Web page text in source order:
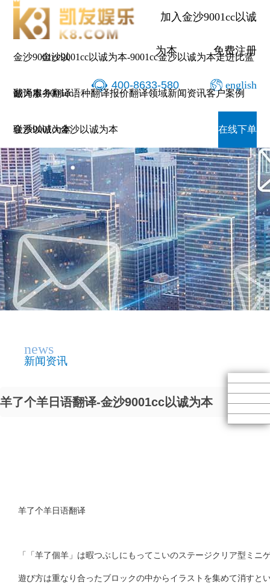
加入金沙9001cc以诚
为本 免费注册
400-8633-580 english
金沙9001cc以
诚为本-9001cc
金沙以诚为本
金沙9001cc以诚为本-9001cc金沙以诚为本走进比蓝
翻译服务翻译语种翻译报价翻译领域新闻资讯客户案例
联系9001cc金沙以诚为本 在线下单
news
新闻资讯
羊了个羊日语翻译-金沙9001cc以诚为本
羊了个羊日语翻译
「「羊了個羊」は暇つぶしにもってこいのステージクリア型ミニ
遊び方は重なり合ったブロックの中からイラストを集めて消すと